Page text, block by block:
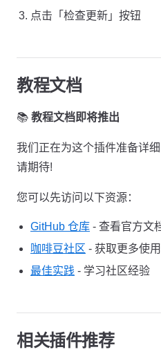
点击「检查更新」按钮
教程文档
📚 教程文档即将推出
我们正在为这个插件准备详
请期待!
您可以先访问以下资源：
GitHub 仓库 - 查看官方文
咖啡豆社区 - 获取更多使
最佳实践 - 学习社区经验
相关插件推荐